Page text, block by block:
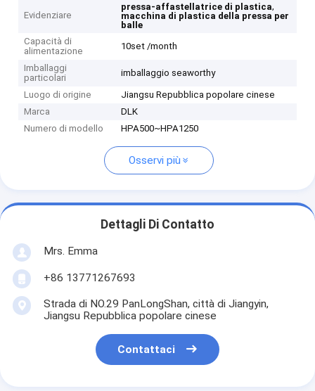
Evidenziare
pressa-affastellatrice di plastica,
macchina di plastica della pressa per
balle
Capacità di
alimentazione
10set /month
Imballaggi
particolari
imballaggio seaworthy
Luogo di origine
Jiangsu Repubblica popolare cinese
Marca
DLK
Numero di modello
HPA500~HPA1250
Osservi più
Dettagli Di Contatto
Mrs. Emma
+86 13771267693
Strada di NO.29 PanLongShan, città di Jiangyin,
Jiangsu Repubblica popolare cinese
Contattaci